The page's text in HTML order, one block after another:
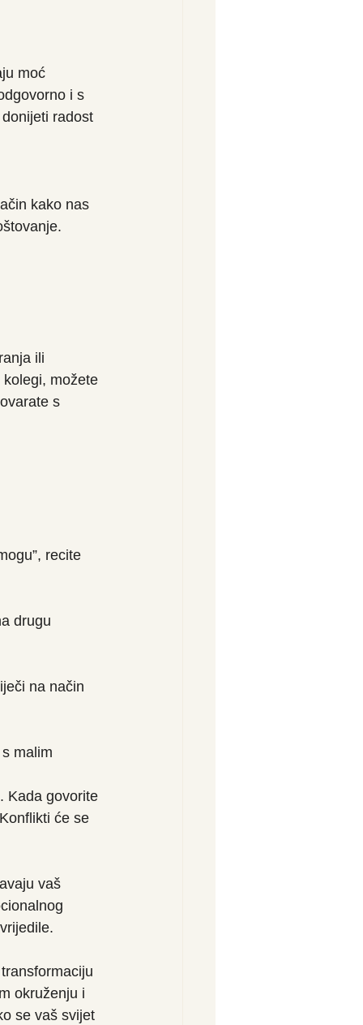
moć
i s
radost
kako nas
ili
možete
s
recite
drugu
na način
malim
Kada govorite
će se
vaš
okruženju i
se vaš svijet